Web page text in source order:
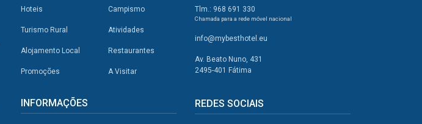
Hoteis
Turismo Rural
Alojamento Local
Promoções
Campismo
Atividades
Restaurantes
A Visitar
INFORMAÇÕES
Tlm.: 968 691 330
Chamada para a rede móvel nacional
info@mybesthotel.eu
Av. Beato Nuno, 431
2495-401 Fátima
REDES SOCIAIS